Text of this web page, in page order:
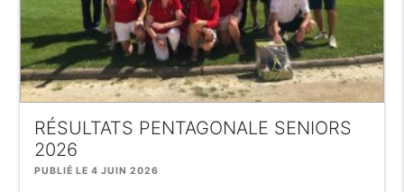
RÉSULTATS PENTAGONALE SENIORS
2026
PUBLIÉ LE 4 JUIN 2026